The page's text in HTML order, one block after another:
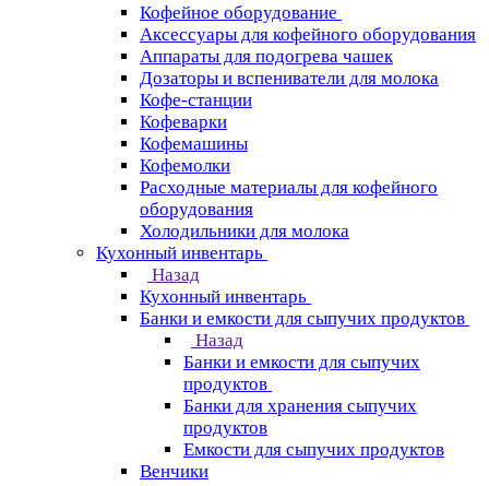
Кофейное оборудование
Аксессуары для кофейного оборудования
Аппараты для подогрева чашек
Дозаторы и вспениватели для молока
Кофе-станции
Кофеварки
Кофемашины
Кофемолки
Расходные материалы для кофейного
оборудования
Холодильники для молока
Кухонный инвентарь
Назад
Кухонный инвентарь
Банки и емкости для сыпучих продуктов
Назад
Банки и емкости для сыпучих
продуктов
Банки для хранения сыпучих
продуктов
Емкости для сыпучих продуктов
Венчики